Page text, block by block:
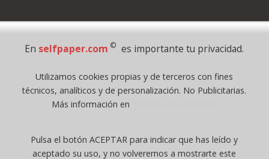
Pago Seguro
Todos los derechos reservados
©selfpaper.com, y las webs de ©gruposelfpaper.org están gestionadas, y
Registro Mercantil de Valencia ( España ) CEE:
Tomo 7263, Libro 4565, Folio 1, Sección 8, Hoja V-85203.
En selfpaper.com © es importante tu privacidad.
Utilizamos cookies propias y de terceros con fines
técnicos, analíticos y de personalización. No Publicitarias.
Más información en
Pulsa el botón ACEPTAR para indicar que has leído y
aceptado su uso, y no volveremos a mostrarte este